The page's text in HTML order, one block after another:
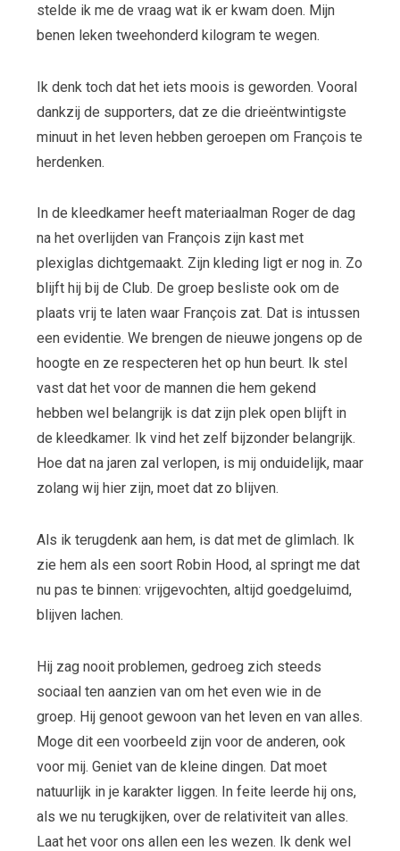
stelde ik me de vraag wat ik er kwam doen. Mijn
benen leken tweehonderd kilogram te wegen.
Ik denk toch dat het iets moois is geworden. Vooral
dankzij de supporters, dat ze die drieëntwintigste
minuut in het leven hebben geroepen om François te
herdenken.
In de kleedkamer heeft materiaalman Roger de dag
na het overlijden van François zijn kast met
plexiglas dichtgemaakt. Zijn kleding ligt er nog in. Zo
blijft hij bij de Club. De groep besliste ook om de
plaats vrij te laten waar François zat. Dat is intussen
een evidentie. We brengen de nieuwe jongens op de
hoogte en ze respecteren het op hun beurt. Ik stel
vast dat het voor de mannen die hem gekend
hebben wel belangrijk is dat zijn plek open blijft in
de kleedkamer. Ik vind het zelf bijzonder belangrijk.
Hoe dat na jaren zal verlopen, is mij onduidelijk, maar
zolang wij hier zijn, moet dat zo blijven.
Als ik terugdenk aan hem, is dat met de glimlach. Ik
zie hem als een soort Robin Hood, al springt me dat
nu pas te binnen: vrijgevochten, altijd goedgeluimd,
blijven lachen.
Hij zag nooit problemen, gedroeg zich steeds
sociaal ten aanzien van om het even wie in de
groep. Hij genoot gewoon van het leven en van alles.
Moge dit een voorbeeld zijn voor de anderen, ook
voor mij. Geniet van de kleine dingen. Dat moet
natuurlijk in je karakter liggen. In feite leerde hij ons,
als we nu terugkijken, over de relativiteit van alles.
Laat het voor ons allen een les wezen. Ik denk wel